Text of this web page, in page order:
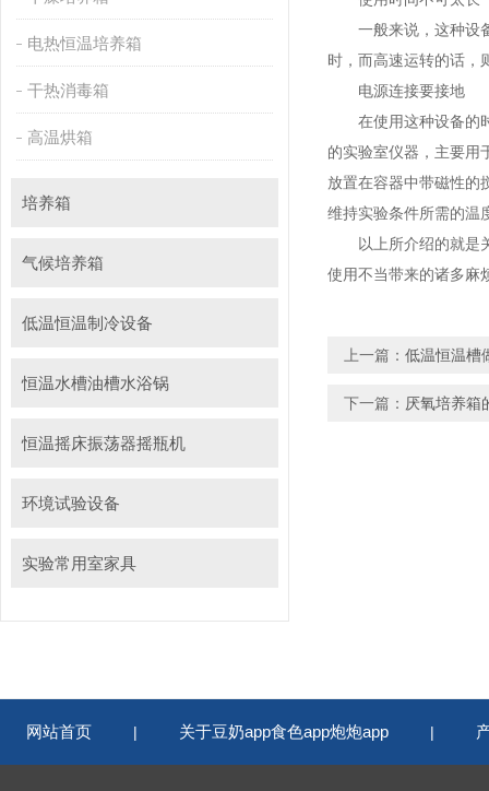
电热恒温培养箱
干热消毒箱
高温烘箱
培养箱
气候培养箱
低温恒温制冷设备
恒温水槽油槽水浴锅
恒温摇床振荡器摇瓶机
环境试验设备
实验常用室家具
一般来说，这种设
时，而高速运转的话
电源连接要接地
在使用这种设备的时
的实验室仪器，主要用
放置在容器中带磁性的搅
维持实验条件所需的温度
以上所介绍的就是关于
使用不当带来的诸多麻
上一篇： 低温恒温槽
下一篇： 厌氧培养箱
网站首页 | 关于豆奶app食色app炮炮app |